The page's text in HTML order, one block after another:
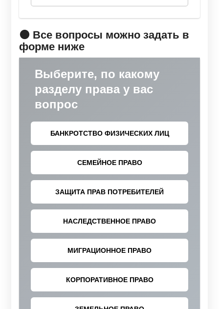
🟠 Все вопросы можно задать в
форме ниже